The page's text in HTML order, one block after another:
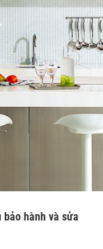
hành và sửa